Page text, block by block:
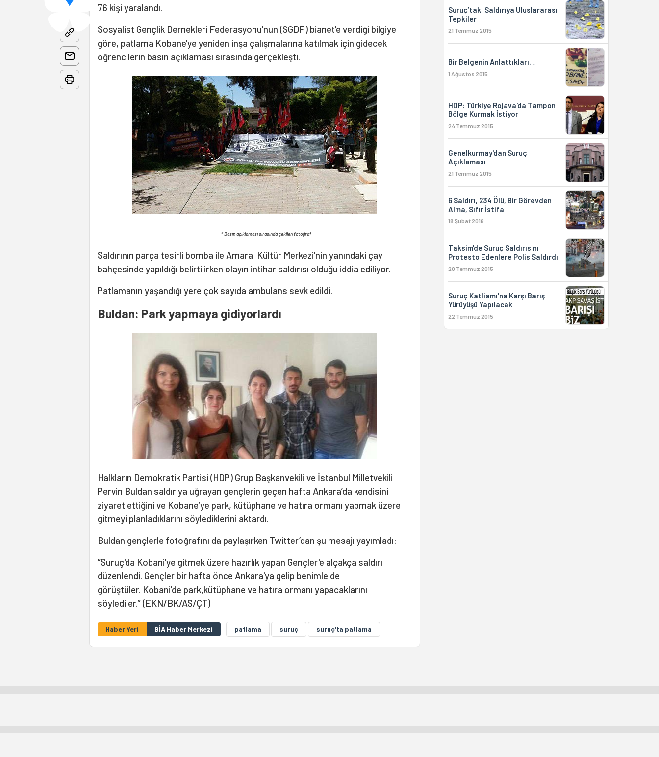
76 kişi yaralandı.
Sosyalist Gençlik Dernekleri Federasyonu'nun (SGDF) bianet'e verdiği bilgiye
göre, patlama Kobane'ye yeniden inşa çalışmalarına katılmak için gidecek
öğrencilerin basın açıklaması sırasında gerçekleşti.
* Basın açıklaması sırasında çekilen fotoğraf
Saldırının parça tesirli bomba ile Amara Kültür Merkezi'nin yanındaki çay
bahçesinde yapıldığı belirtilirken olayın intihar saldırısı olduğu iddia ediliyor.
Patlamanın yaşandığı yere çok sayıda ambulans sevk edildi.
Buldan: Park yapmaya gidiyorlardı
Halkların Demokratik Partisi (HDP) Grup Başkanvekili ve İstanbul Milletvekili
Pervin Buldan saldırıya uğrayan gençlerin geçen hafta Ankara’da kendisini
ziyaret ettiğini ve Kobane’ye park, kütüphane ve hatıra ormanı yapmak üzere
gitmeyi planladıklarını söylediklerini aktardı.
Buldan gençlerle fotoğrafını da paylaşırken Twitter’dan şu mesajı yayımladı:
“Suruç'da Kobani'ye gitmek üzere hazırlık yapan Gençler'e alçakça saldırı
düzenlendi. Gençler bir hafta önce Ankara'ya gelip benimle de
görüştüler. Kobani'de park,kütüphane ve hatıra ormanı yapacaklarını
söylediler.” (EKN/BK/AS/ÇT)
Haber Yeri BİA Haber Merkezi patlama suruç suruç'ta patlama
Suruç’taki Saldırıya Uluslararası
Tepkiler
21 Temmuz 2015
Bir Belgenin Anlattıkları…
1 Ağustos 2015
HDP: Türkiye Rojava'da Tampon
Bölge Kurmak İstiyor
24 Temmuz 2015
Genelkurmay'dan Suruç
Açıklaması
21 Temmuz 2015
6 Saldırı, 234 Ölü, Bir Görevden
Alma, Sıfır İstifa
18 Şubat 2016
Taksim'de Suruç Saldırısını
Protesto Edenlere Polis Saldırdı
20 Temmuz 2015
Suruç Katliamı'na Karşı Barış
Yürüyüşü Yapılacak
22 Temmuz 2015